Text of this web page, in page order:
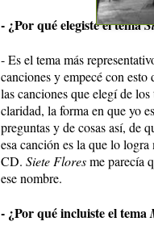
- ¿Por qué elegiste el tema
- Es el tema más
canciones y empecé con esto
las canciones que elegí de
claridad, la forma en que yo
preguntas y de cosas así, de
esa canción es la que lo
CD. Siete Floresme parecía
ese nombre.
- ¿Por qué incluiste el tema